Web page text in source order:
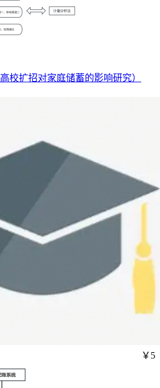
校扩招对家庭储蓄的影响研究）
￥5